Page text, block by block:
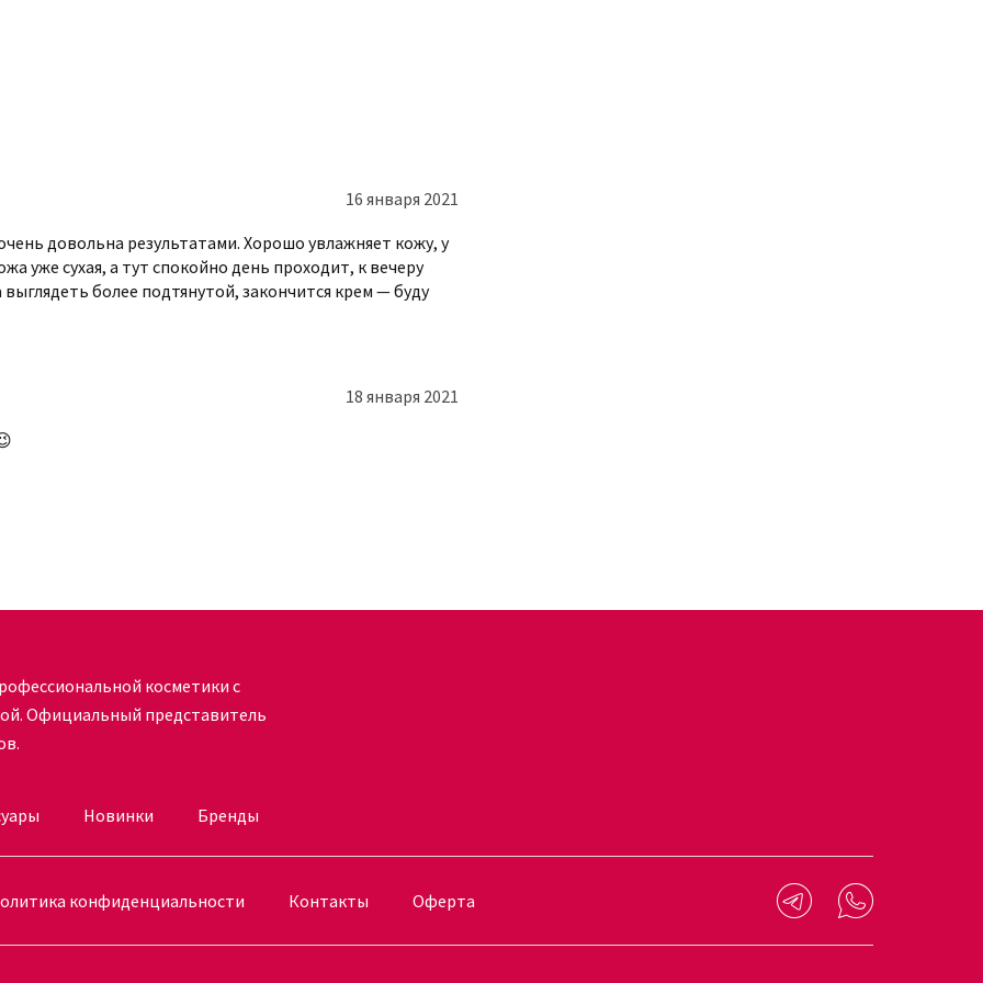
деградации белковых
пальцев в направлении
быстрое впитывание и комфортное
минут. Многофункциональная
высокоактивных продуктов
Доставка возможна в любую точку
16 января 2021
довольна результатами. Хорошо увлажняет кожу, у
уже сухая, а тут спокойно день проходит, к вечеру
более подтянутой, закончится крем — буду
18 января 2021
косметики с
Официальный представитель
Новинки Бренды
конфиденциальности Контакты Оферта